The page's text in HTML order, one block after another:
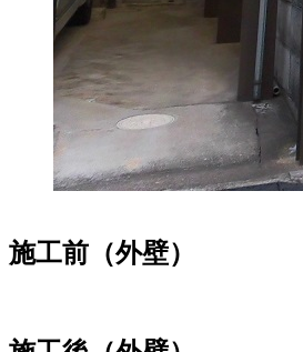
施工前（外壁）